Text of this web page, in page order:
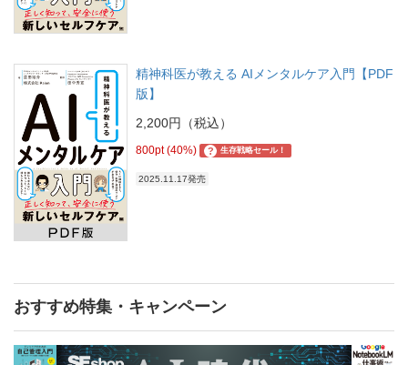
精神科医が教える AIメンタルケア入門【PDF
版】
2,200円（税込）
800pt (40%) ? 生存戦略セール！
2025.11.17発売
おすすめ特集・キャンペーン